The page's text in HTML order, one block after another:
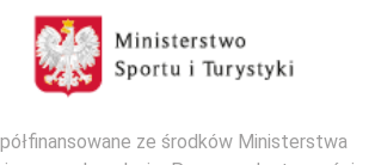
ze środków Ministerstwa